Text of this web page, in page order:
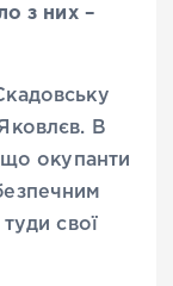
з них –
В
що окупанти
свої